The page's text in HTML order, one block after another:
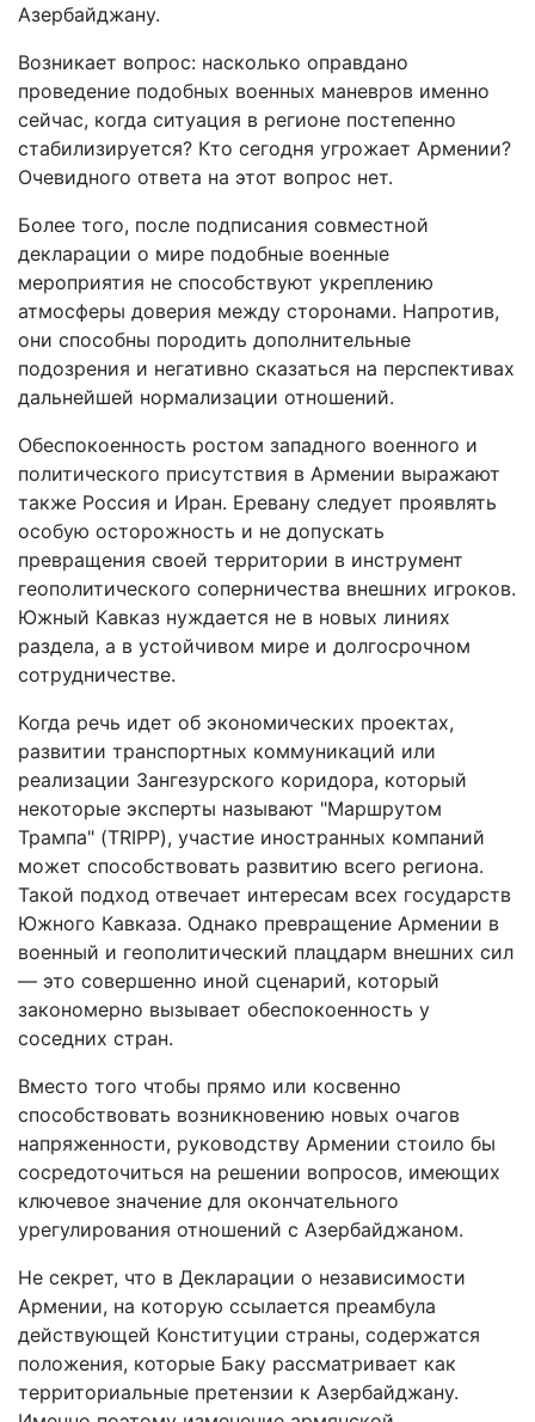
Азербайджану.
Возникает вопрос: насколько оправдано
проведение подобных военных маневров именно
сейчас, когда ситуация в регионе постепенно
стабилизируется? Кто сегодня угрожает Армении?
Очевидного ответа на этот вопрос нет.
Более того, после подписания совместной
декларации о мире подобные военные
мероприятия не способствуют укреплению
атмосферы доверия между сторонами. Напротив,
они способны породить дополнительные
подозрения и негативно сказаться на перспективах
дальнейшей нормализации отношений.
Обеспокоенность ростом западного военного и
политического присутствия в Армении выражают
также Россия и Иран. Еревану следует проявлять
особую осторожность и не допускать
превращения своей территории в инструмент
геополитического соперничества внешних игроков.
Южный Кавказ нуждается не в новых линиях
раздела, а в устойчивом мире и долгосрочном
сотрудничестве.
Когда речь идет об экономических проектах,
развитии транспортных коммуникаций или
реализации Зангезурского коридора, который
некоторые эксперты называют "Маршрутом
Трампа" (TRIPP), участие иностранных компаний
может способствовать развитию всего региона.
Такой подход отвечает интересам всех государств
Южного Кавказа. Однако превращение Армении в
военный и геополитический плацдарм внешних сил
— это совершенно иной сценарий, который
закономерно вызывает обеспокоенность у
соседних стран.
Вместо того чтобы прямо или косвенно
способствовать возникновению новых очагов
напряженности, руководству Армении стоило бы
сосредоточиться на решении вопросов, имеющих
ключевое значение для окончательного
урегулирования отношений с Азербайджаном.
Не секрет, что в Декларации о независимости
Армении, на которую ссылается преамбула
действующей Конституции страны, содержатся
положения, которые Баку рассматривает как
территориальные претензии к Азербайджану.